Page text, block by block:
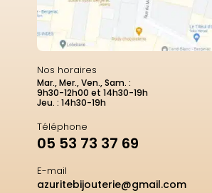
Nos horaires
Mar., Mer., Ven., Sam. :
9h30-12h00 et 14h30-19h
Jeu. : 14h30-19h
Téléphone
05 53 73 37 69
E-mail
azuritebijouterie@gmail.com